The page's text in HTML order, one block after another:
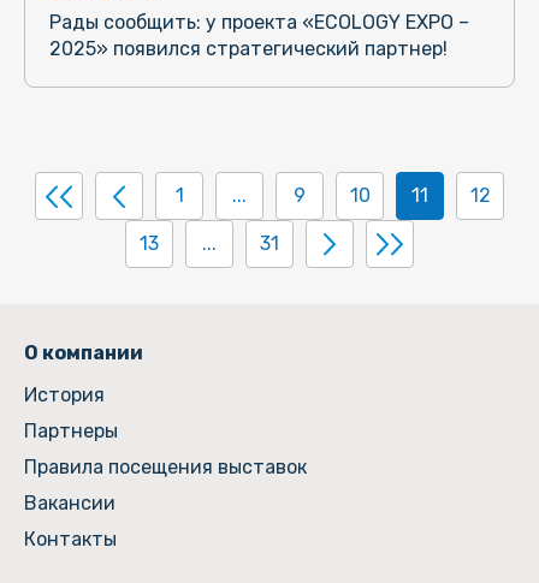
Рады сообщить: у проекта «ECOLOGY EXPO –
2025» появился стратегический партнер!
1 ... 9 10 11 12
13 ... 31
О компании
История
Партнеры
Правила посещения выставок
Вакансии
Контакты